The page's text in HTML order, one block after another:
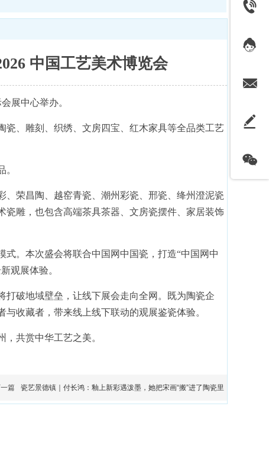
中国工艺美术博览会
展中心举办。
瓷、雕刻、织绣、文房四宝、红木家具等全品类工艺
。
荣昌陶、越窑青瓷、潮州彩瓷、邢瓷、绛州澄泥瓷
雕，也包含高端茶具茶器、文房瓷摆件、家居装饰
。本次盛会将联合中国网中国瓷，打造“中国网中
观展体验。
破地域壁垒，让线下展会走向全网。既为陶瓷企
收藏者，带来线上线下联动的观展鉴瓷体验。
共赏中华工艺之美。
篇 瓷艺景德镇｜付长鸿：釉上新彩遇泼墨，她把宋画“搬”进了陶瓷里